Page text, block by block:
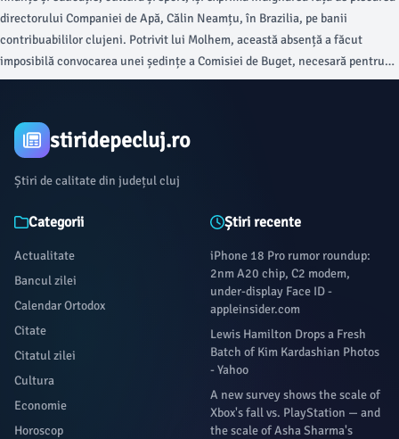
directorului Companiei de Apă, Călin Neamțu, în Brazilia, pe banii
contribuabililor clujeni. Potrivit lui Molhem, această absență a făcut
imposibilă convocarea unei ședințe a Comisiei de Buget, necesară pentru
discutarea bugetelor companiilor din subordinea CJ Cluj.
stiridepecluj.ro
Știri de calitate din județul cluj
Categorii
Actualitate
Bancul zilei
Calendar Ortodox
Citate
Citatul zilei
Cultura
Economie
Horoscop
Știri recente
iPhone 18 Pro rumor roundup:
2nm A20 chip, C2 modem,
under-display Face ID -
appleinsider.com
Lewis Hamilton Drops a Fresh
Batch of Kim Kardashian Photos
- Yahoo
A new survey shows the scale of
Xbox's fall vs. PlayStation — and
the scale of Asha Sharma's